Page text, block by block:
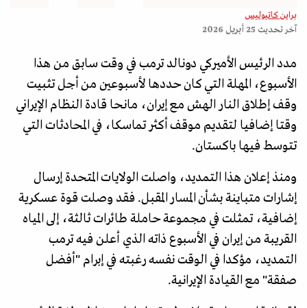
براين كاتيوليس
آخر تحديث 25 أبريل 2026
مدد الرئيس الأميركي دونالد ترمب في وقت سابق من هذا
الأسبوع، المهلة التي كان حددها لأسبوعين من أجل تثبيت
وقف إطلاق النار الهش مع إيران، مانحا قادة النظام الإيراني
وقتا إضافيا لتقديم موقف أكثر تماسكا، في المحادثات التي
تتوسط فيها باكستان.
ومنذ إعلان هذا التمديد، واصلت الولايات المتحدة إرسال
إشارات متباينة بشأن المسار المقبل. فقد وصلت قوة عسكرية
إضافية، تمثلت في مجموعة حاملة طائرات ثالثة، إلى المياه
القريبة من إيران في الأسبوع ذاته الذي أعلن فيه ترمب
التمديد، مؤكدا في الوقت نفسه رغبته في إبرام "أفضل
صفقة" مع القيادة الإيرانية.